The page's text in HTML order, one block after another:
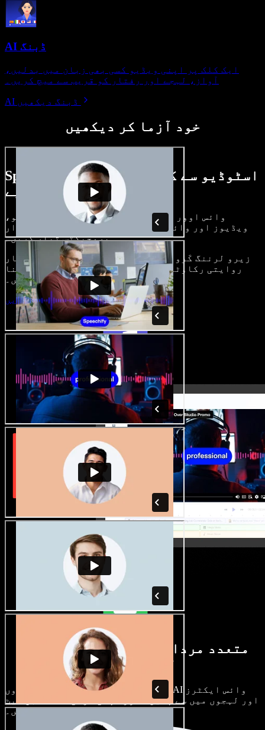
AI ڈبنگ
ایک کلک پر اپنی ویڈیو کسی بھی زبان میں بدلیں،
آواز، لہجے اور رفتار کو قریب سے میچ کریں۔
AI ڈبنگ دیکھیں
خود آزما کر دیکھیں
Speechify اسٹوڈیو سے کیا کچھ کر سکتے
ہیں، دیکھیے
وائس اوور بنائیں، رائلٹی فری امیجز، آڈیو،
ویڈیوز اور وائس کلون شامل کر کے بھرپور، شاندار
پروجیکٹس تیار کریں۔
زیرو لرننگ کَرو اور سب کچھ براؤزر میں، تخلیق کار
روایتی رکاوٹیں توڑ کر اپنے خیالات کو حقیقت بنا
سکتے ہیں۔
اسٹوڈیو شروع کریں
متعدد مردانہ و زنانہ آوازیں اور
لہجے دستیاب
ہر پروجیکٹ الگ ہوتا ہے۔ سینکڑوں AI وائس ایکٹرز
اور لہجوں میں سے چنیں، اور اپنی مرضی کے مطابق سیٹ
کریں۔